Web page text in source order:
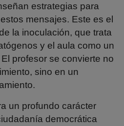
estrategias para
mensajes. Este es el
la inoculación, que trata
y el aula como un
profesor se convierte no
sino en un
un profundo carácter
democrática